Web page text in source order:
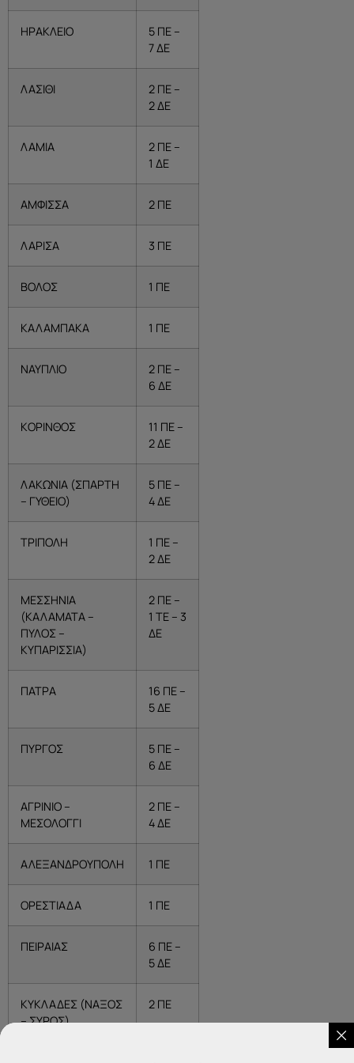
ΗΡΑΚΛΕΙΟ
5 ΠΕ –
7 ΔΕ
ΛΑΣΙΘΙ
2 ΠΕ –
2 ΔΕ
ΛΑΜΙΑ
2 ΠΕ –
1 ΔΕ
ΑΜΦΙΣΣΑ 2 ΠΕ
ΛΑΡΙΣΑ 3 ΠΕ
ΒΟΛΟΣ 1 ΠΕ
ΚΑΛΑΜΠΑΚΑ 1 ΠΕ
ΝΑΥΠΛΙΟ
2 ΠΕ –
6 ΔΕ
ΚΟΡΙΝΘΟΣ
11 ΠΕ –
2 ΔΕ
ΛΑΚΩΝΙΑ (ΣΠΑΡΤΗ
– ΓΥΘΕΙΟ)
5 ΠΕ –
4 ΔΕ
ΤΡΙΠΟΛΗ
1 ΠΕ –
2 ΔΕ
ΜΕΣΣΗΝΙΑ
(ΚΑΛΑΜΑΤΑ –
ΠΥΛΟΣ –
ΚΥΠΑΡΙΣΣΙΑ)
2 ΠΕ –
1 ΤΕ – 3
ΔΕ
ΠΑΤΡΑ
16 ΠΕ –
5 ΔΕ
ΠΥΡΓΟΣ
5 ΠΕ –
6 ΔΕ
ΑΓΡΙΝΙΟ –
ΜΕΣΟΛΟΓΓΙ
2 ΠΕ –
4 ΔΕ
ΑΛΕΞΑΝΔΡΟΥΠΟΛΗ 1 ΠΕ
ΟΡΕΣΤΙΑΔΑ 1 ΠΕ
ΠΕΙΡΑΙΑΣ
6 ΠΕ –
5 ΔΕ
ΚΥΚΛΑΔΕΣ (ΝΑΞΟΣ
– ΣΥΡΟΣ)
2 ΠΕ